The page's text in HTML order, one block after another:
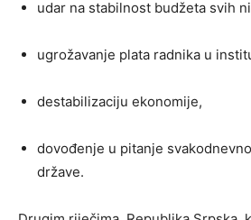
udar na stabilnost budžeta svih
ugrožavanje plata radnika u
destabilizaciju ekonomije,
dovođenje u pitanje
države.